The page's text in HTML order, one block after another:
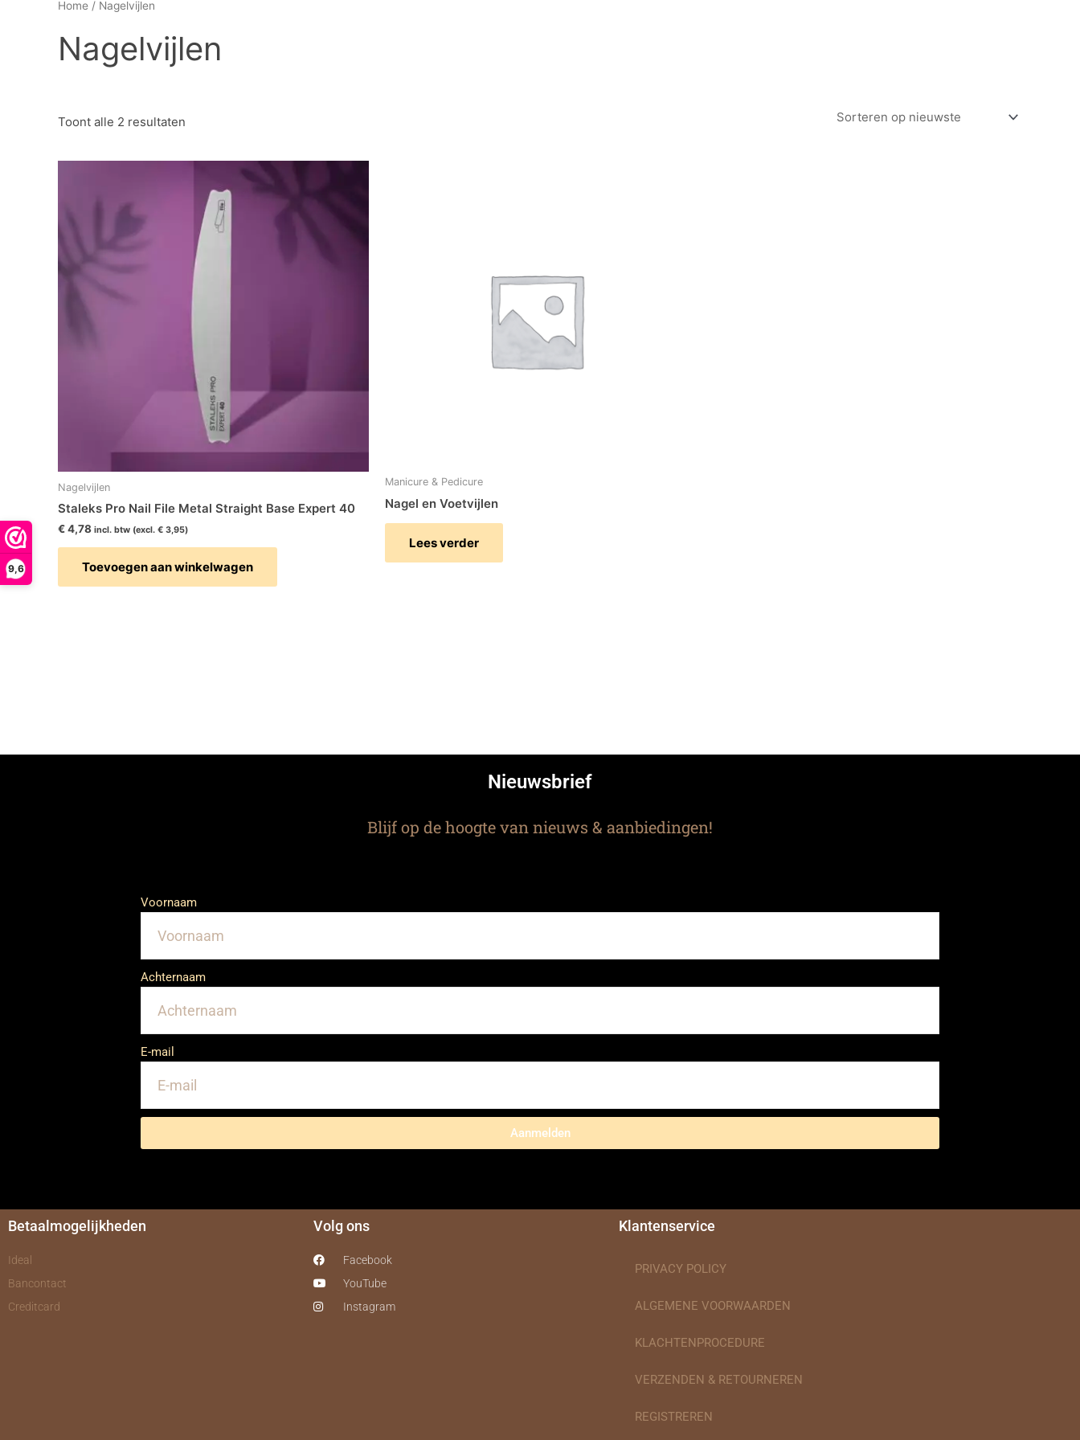
9,6
Home / Nagelvijlen
Nagelvijlen
Toont alle 2 resultaten
Nagelvijlen
Staleks Pro Nail File Metal Straight Base Expert 40
€4,78 incl. btw (excl. € 3,95)
Toevoegen aan winkelwagen
Manicure & Pedicure
Nagel en Voetvijlen
Lees verder
Nieuwsbrief
Blijf op de hoogte van nieuws & aanbiedingen!
Voornaam
Achternaam
E-mail
Aanmelden
Betaalmogelijkheden
Ideal
Bancontact
Creditcard
Volg ons
Facebook
YouTube
Instagram
Klantenservice
PRIVACY POLICY
ALGEMENE VOORWAARDEN
KLACHTENPROCEDURE
VERZENDEN & RETOURNEREN
REGISTREREN